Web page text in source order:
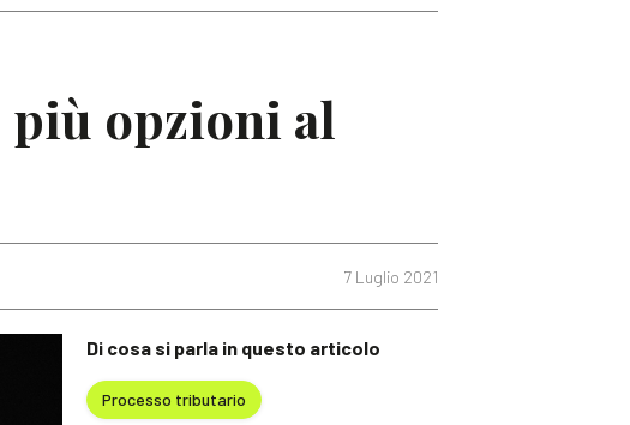
opzioni al
7 Luglio 2021
Di cosa si parla in questo articolo
Processo tributario